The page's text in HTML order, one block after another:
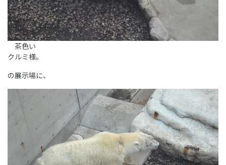
茶色い
クルミ様。
の展示場に、